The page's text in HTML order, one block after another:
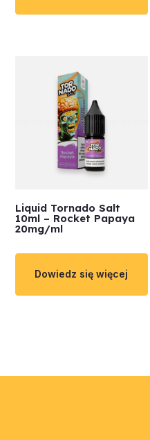
Liquid Tornado Salt
10ml – Rocket Papaya
20mg/ml
Dowiedz się więcej